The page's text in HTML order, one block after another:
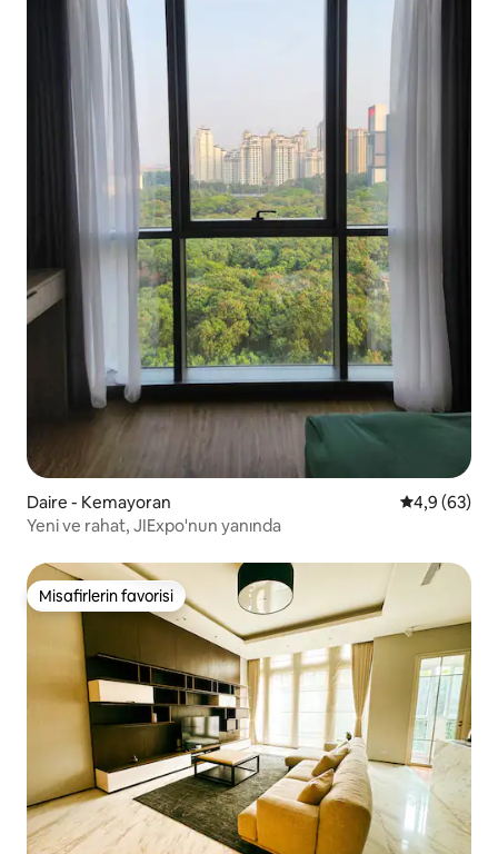
Daire - Kemayoran 5 üzerinden
4,9 (63)
Yeni ve rahat, JIExpo'nun yanında
Misafirlerin favorisi
Misafirlerin favorisi